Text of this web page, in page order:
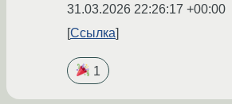
31.03.2026 22:26:17 +00:00
Ссылка
1